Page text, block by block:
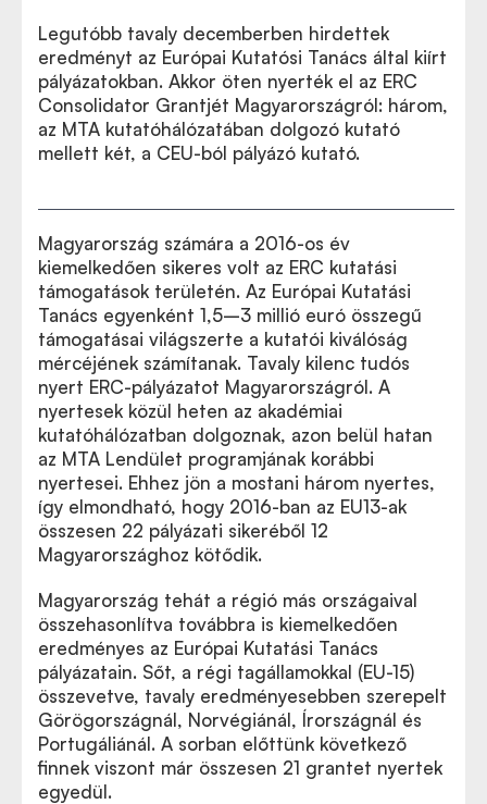
Legutóbb tavaly decemberben hirdettek
eredményt az Európai Kutatósi Tanács által kiírt
pályázatokban. Akkor öten nyerték el az ERC
Consolidator Grantjét Magyarországról: három,
az MTA kutatóhálózatában dolgozó kutató
mellett két, a CEU-ból pályázó kutató.
Magyarország számára a 2016-os év
kiemelkedően sikeres volt az ERC kutatási
támogatások területén. Az Európai Kutatási
Tanács egyenként 1,5–3 millió euró összegű
támogatásai világszerte a kutatói kiválóság
mércéjének számítanak. Tavaly kilenc tudós
nyert ERC-pályázatot Magyarországról. A
nyertesek közül heten az akadémiai
kutatóhálózatban dolgoznak, azon belül hatan
az MTA Lendület programjának korábbi
nyertesei. Ehhez jön a mostani három nyertes,
így elmondható, hogy 2016-ban az EU13-ak
összesen 22 pályázati sikeréből 12
Magyarországhoz kötődik.
Magyarország tehát a régió más országaival
összehasonlítva továbbra is kiemelkedően
eredményes az Európai Kutatási Tanács
pályázatain. Sőt, a régi tagállamokkal (EU-15)
összevetve, tavaly eredményesebben szerepelt
Görögországnál, Norvégiánál, Írországnál és
Portugáliánál. A sorban előttünk következő
finnek viszont már összesen 21 grantet nyertek
egyedül.